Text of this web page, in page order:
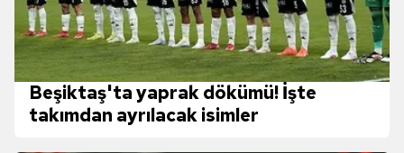
Beşiktaş'ta yaprak dökümü! İşte
takımdan ayrılacak isimler